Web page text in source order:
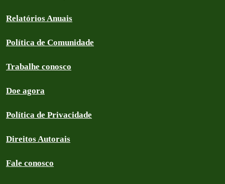
Relatórios Anuais
Política de Comunidade
Trabalhe conosco
Doe agora
Política de Privacidade
Direitos Autorais
Fale conosco